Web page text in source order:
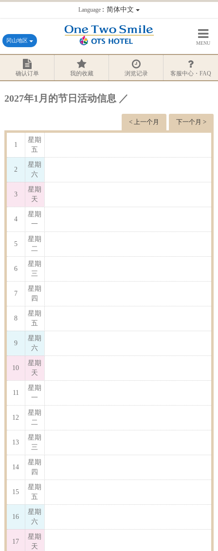
Language：简体中文
冈山地区 MENU
确认订单 我的收藏 浏览记录 客服中心・FAQ
2027年1月的节日活动信息 ／
下一个月 >
< 上一个月
1
星期
五
2
星期
六
3
星期
天
4
星期
一
5
星期
二
6
星期
三
7
星期
四
8
星期
五
9
星期
六
10
星期
天
11
星期
一
12
星期
二
13
星期
三
14
星期
四
15
星期
五
16
星期
六
17
星期
天